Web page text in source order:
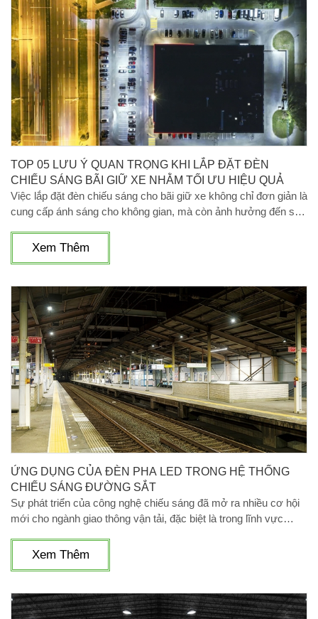
TOP 05 LƯU Ý QUAN TRỌNG KHI LẮP ĐẶT ĐÈN
CHIẾU SÁNG BÃI GIỮ XE NHẰM TỐI ƯU HIỆU QUẢ
Việc lắp đặt đèn chiếu sáng cho bãi giữ xe không chỉ đơn giản là
cung cấp ánh sáng cho không gian, mà còn ảnh hưởng đến sự
biệt, đối với các công ty,
Xem Thêm
ỨNG DỤNG CỦA ĐÈN PHA LED TRONG HỆ THỐNG
CHIẾU SÁNG ĐƯỜNG SẮT
Sự phát triển của công nghệ chiếu sáng đã mở ra nhiều cơ hội
mới cho ngành giao thông vận tải, đặc biệt là trong lĩnh vực
lượng và hiệu suất chiếu sáng vượt trội, đã trở thành giải pháp
Xem Thêm